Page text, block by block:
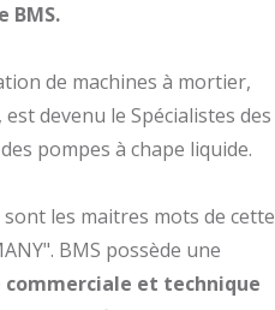
BMS.
de machines à mortier,
devenu le Spécialistes des
pompes à chape liquide.
les maitres mots de cette
BMS possède une
et technique